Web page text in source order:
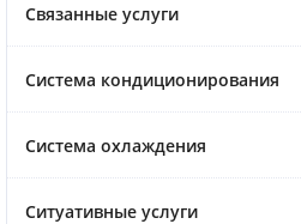
Связанные услуги
Система кондиционирования
Система охлаждения
Ситуативные услуги